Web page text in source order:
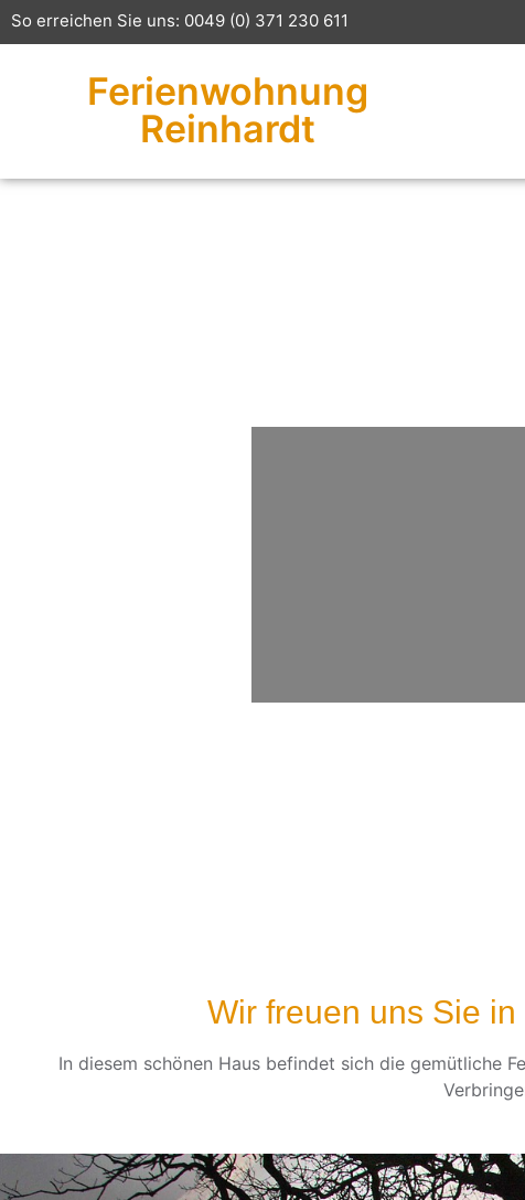
So erreichen Sie uns: 0049 (0) 371 230 611
Ferienwohnung
Reinhardt
Wir freuen uns Sie
In diesem schönen Haus befindet sich die gemütliche